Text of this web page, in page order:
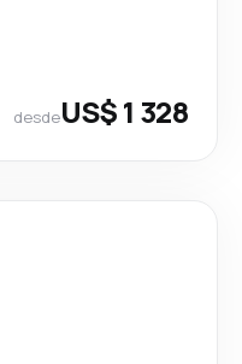
desdeUS$ 1 328